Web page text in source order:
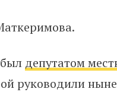
​​был депутатом
руководили